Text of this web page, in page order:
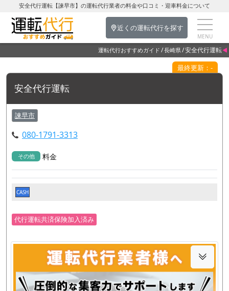
安全代行運転【諫早市】の運転代行業者の料金や口コミ・迎車料金について
近くの運転代行を探す
運転代行おすすめガイド 長崎県 安全代行運転
最終更新：-
安全代行運転
諫早市
080-1791-3313
その他 料金
CASH
代行運転共済保険加入済み